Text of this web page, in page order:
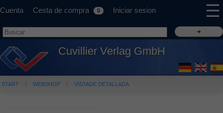
Cuenta Cesta de compra 0 Iniciar sesion ☰
Cuvillier Verlag GmbH
START WEBSHOP VISTADE DETALLADA